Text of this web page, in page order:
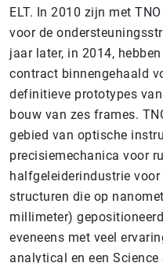
ELT. In 2010 zijn met
voor de
jaar later, in 2014,
contract binnengehaald
definitieve prototypes
bouw van zes frames.
gebied van optische
precisiemechanica voor
halfgeleiderindustrie
structuren die op
millimeter)
eveneens met veel
analytical en een